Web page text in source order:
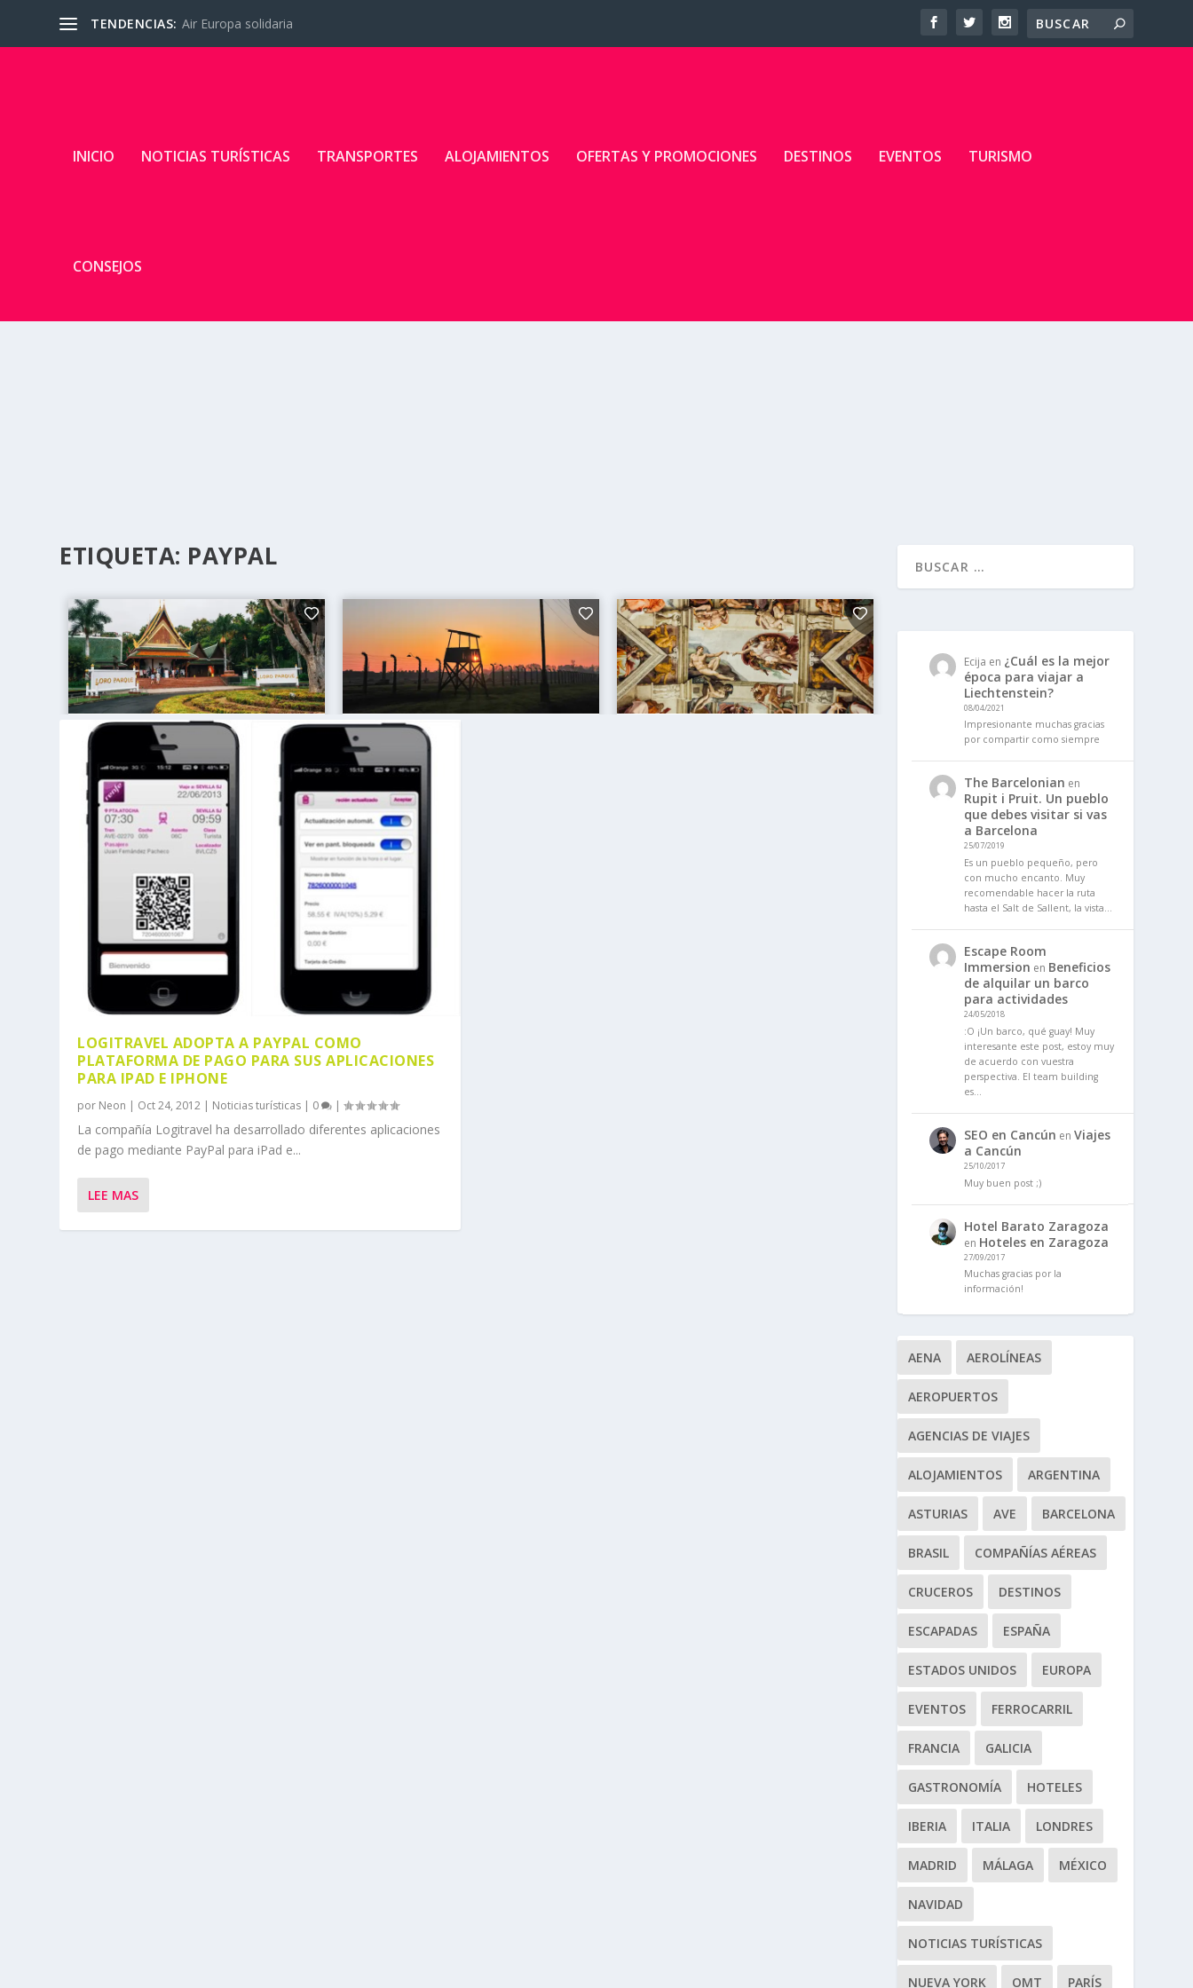
TENDENCIAS: Air Europa solidaria
INICIO NOTICIAS TURÍSTICAS TRANSPORTES ALOJAMIENTOS OFERTAS Y PROMOCIONES DESTINOS EVENTOS TURISMO
CONSEJOS
ETIQUETA: PAYPAL
LOGITRAVEL ADOPTA A PAYPAL COMO
PLATAFORMA DE PAGO PARA SUS APLICACIONES
PARA IPAD E IPHONE
por Neon | Oct 24, 2012 | Noticias turísticas | 0 |
La compañía Logitravel ha desarrollado diferentes aplicaciones
de pago mediante PayPal para iPad e...
LEE MAS
Ecija en ¿Cuál es la mejor
época para viajar a
Liechtenstein?
08/04/2021
Impresionante muchas gracias
por compartir como siempre
The Barcelonian en
Rupit i Pruit. Un pueblo
que debes visitar si vas
a Barcelona
25/07/2019
Es un pueblo pequeño, pero
con mucho encanto. Muy
recomendable hacer la ruta
hasta el Salt de Sallent, la vista…
Escape Room
Immersion en Beneficios
de alquilar un barco
para actividades
24/05/2018
:O ¡Un barco, qué guay! Muy
interesante este post, estoy muy
de acuerdo con vuestra
perspectiva. El team building
es…
SEO en Cancún en Viajes
a Cancún
25/10/2017
Muy buen post ;)
Hotel Barato Zaragoza
en Hoteles en Zaragoza
27/09/2017
Muchas gracias por la
información!
AENA AEROLÍNEAS
AEROPUERTOS
AGENCIAS DE VIAJES
ALOJAMIENTOS ARGENTINA
ASTURIAS AVE BARCELONA
BRASIL COMPAÑÍAS AÉREAS
CRUCEROS DESTINOS
ESCAPADAS ESPAÑA
ESTADOS UNIDOS EUROPA
EVENTOS FERROCARRIL
FRANCIA GALICIA
GASTRONOMÍA HOTELES
IBERIA ITALIA LONDRES
MADRID MÁLAGA MÉXICO
NAVIDAD
NOTICIAS TURÍSTICAS
NUEVA YORK OMT PARÍS